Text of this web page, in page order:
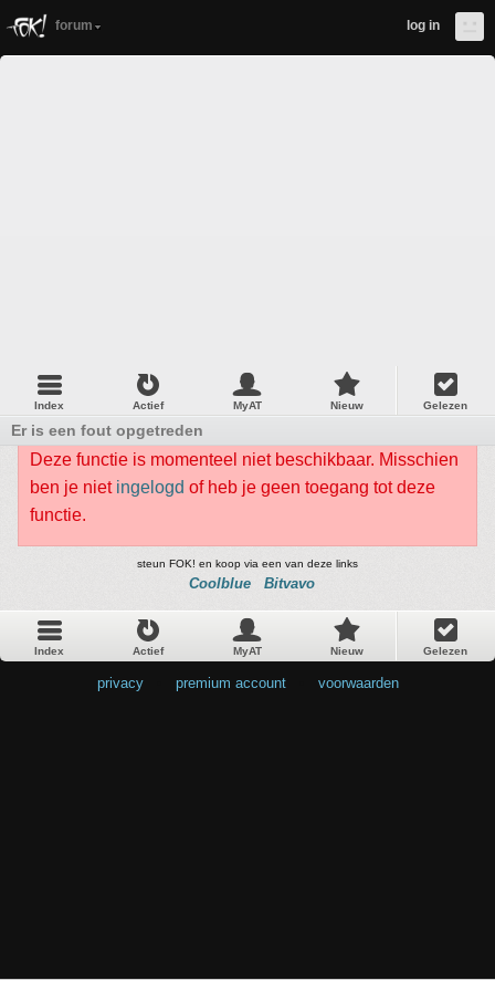
forum log in
Index Actief MyAT Nieuw Gelezen
Er is een fout opgetreden
Deze functie is momenteel niet beschikbaar. Misschien
ben je niet ingelogd of heb je geen toegang tot deze
functie.
steun FOK! en koop via een van deze links
Coolblue Bitvavo
Index Actief MyAT Nieuw Gelezen
privacy premium account voorwaarden